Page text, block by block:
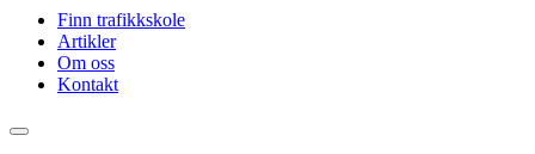
Finn trafikkskole
Artikler
Om oss
Kontakt